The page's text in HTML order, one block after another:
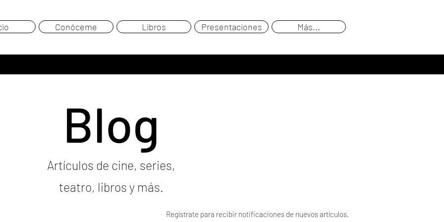
Conóceme Libros Presentaciones Más...
Blog
Artículos de cine, series,
teatro, libros y más.
Regístrate para recibir notificaciones de nuevos artículos.